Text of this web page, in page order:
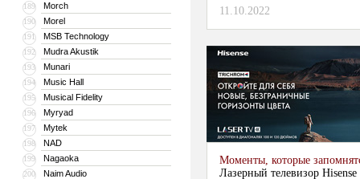
189 Morch
190 Morel
191 MSB Technology
192 Mudra Akustik
193 Munari
194 Music Hall
195 Musical Fidelity
196 Myryad
197 Mytek
198 NAD
199 Nagaoka
200 Naim Audio
11.10.2022
Моменты, которые
Лазерный телевизор